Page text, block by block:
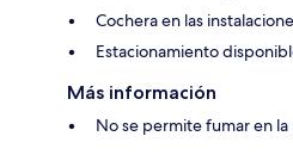
Cochera en las
Estacionamiento
Más información
No se permite fumar en